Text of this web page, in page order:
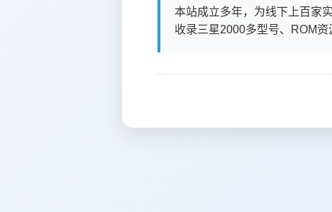
本站成立多年，为线下上百家
收录三星2000多型号、ROM资